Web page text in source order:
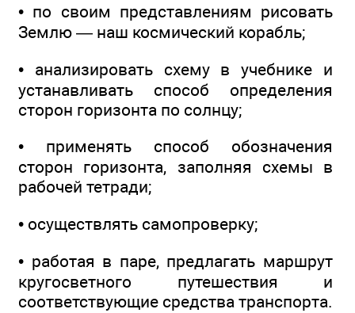
• по своим представлениям рисовать
Землю — наш космический корабль;
• анализировать схему в учебнике и
устанавливать способ определения
сторон горизонта по солнцу;
• применять способ обозначения
сторон горизонта, заполняя схемы в
рабочей тетради;
• осуществлять самопроверку;
• работая в паре, предлагать маршрут
кругосветного путешествия и
соответствующие средства транспорта.